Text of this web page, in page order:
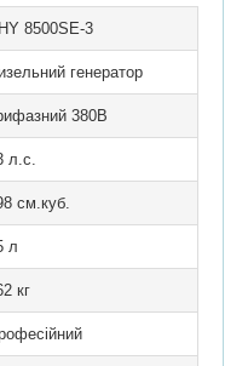
8500SE-3
генератор
380В
л.с.
см.куб.
л
кг